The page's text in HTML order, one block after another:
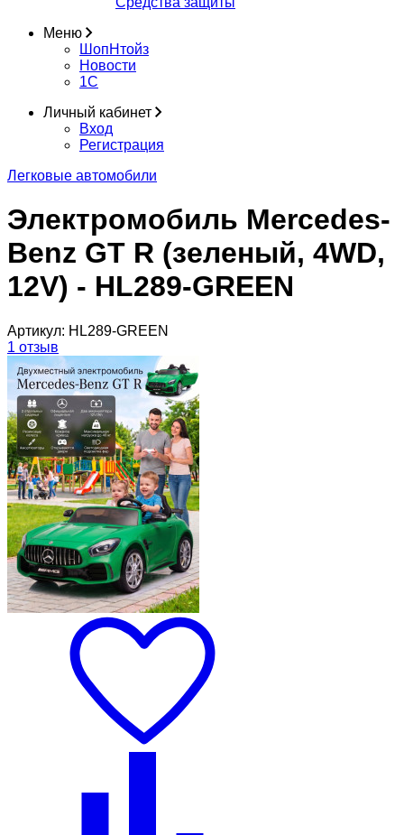
Меню
ШопНтойз
Новости
1C
Личный кабинет
Вход
Регистрация
Легковые автомобили
Электромобиль Mercedes-
Benz GT R (зеленый, 4WD,
12V) - HL289-GREEN
Артикул: HL289-GREEN
1 отзыв